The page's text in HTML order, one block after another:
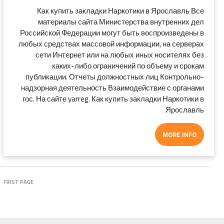
Как купить закладки Наркотики в Ярославль Все
материалы сайта Министерства внутренних дел
Российской Федерации могут быть воспроизведены в
любых средствах массовой информации, на серверах
сети Интернет или на любых иных носителях без
каких-либо ограничений по объему и срокам
публикации. Отчеты должностных лиц Контрольно-
надзорная деятельность Взаимодействие с органами
гос. На сайте yarreg. Как купить закладки Наркотики в
Ярославль
MORE INFO
FIRST PAGE